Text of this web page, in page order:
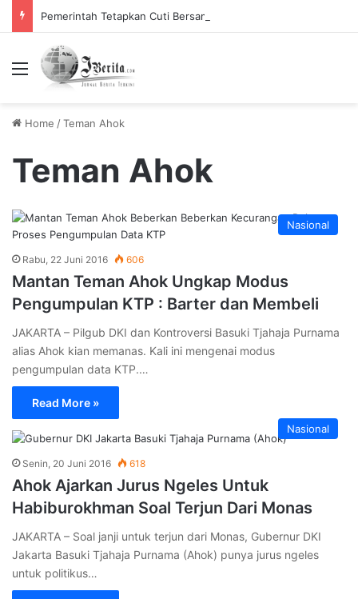
Menu
Home /Teman Ahok
Teman Ahok
Nasional
Rabu, 22 Juni 2016 606
Mantan Teman Ahok Ungkap Modus
Pengumpulan KTP : Barter dan Membeli
JAKARTA – Pilgub DKI dan Kontroversi Basuki Tjahaja Purnama
alias Ahok kian memanas. Kali ini mengenai modus
pengumpulan data KTP.…
Read More »
Nasional
Senin, 20 Juni 2016 618
Ahok Ajarkan Jurus Ngeles Untuk
Habiburokhman Soal Terjun Dari Monas
JAKARTA – Soal janji untuk terjun dari Monas, Gubernur DKI
Jakarta Basuki Tjahaja Purnama (Ahok) punya jurus ngeles
untuk politikus…